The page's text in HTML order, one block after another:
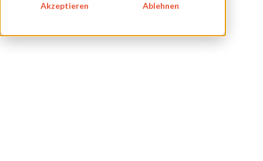
Akzeptieren Ablehnen
KARRIERE